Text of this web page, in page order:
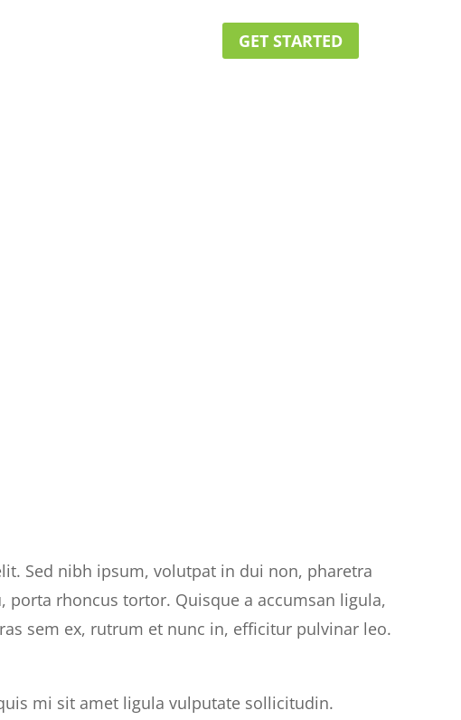
GET STARTED
Sed nibh ipsum, volutpat in dui non, pharetra
rhoncus tortor. Quisque a accumsan ligula,
sem ex, rutrum et nunc in, efficitur pulvinar leo.
mi sit amet ligula vulputate sollicitudin.